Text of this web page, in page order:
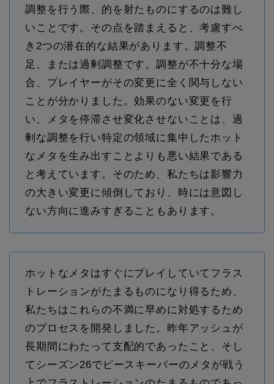
調整を行う際、的を射たものにするのは難し
いことです。その点を踏まえると、考慮すべ
き2つの潜在的な結果があります。調整不
足、または過剰調整です。調整が不十分な場
合、プレイヤーがその変更に全く関与しない
ことが分かりました。効果のない変更を行
い、メタを停滞させ変化させないことは、過
剰な調整を行い特定の領域に集中したホット
なメタを生み出すことよりも悪い結果である
と考えています。そのため、私たちは影響力
の大きい変更に傾倒しており、時には意図し
ない方向に進みすぎることもあります。
ホットなメタはすぐにプレイしていてフラス
トレーションがたまるものになり得るため、
私たちはこれらの不満に早めに対処するため
のプロセスを開発しました。昨年アッシュが
長期間にわたって支配的であったこと、そし
てシーズン26でピースキーパーのメタが戦う